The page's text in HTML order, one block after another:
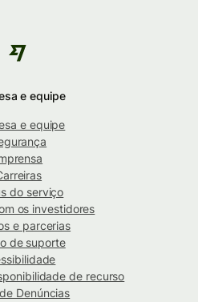
e equipe
e equipe
do serviço
os investidores
e parcerias
de suporte
de recurso
Denúncias